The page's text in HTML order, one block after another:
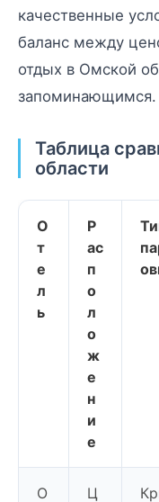
качественные
баланс между
отдых в Омской
запоминающимся.
Таблица
области
О
т
е
л
ь
Р
ас
п
о
л
о
ж
е
н
и
е
О Ц